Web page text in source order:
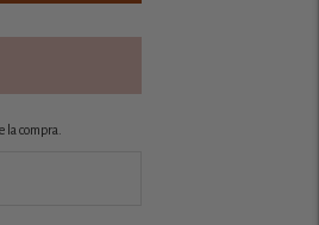
la compra.